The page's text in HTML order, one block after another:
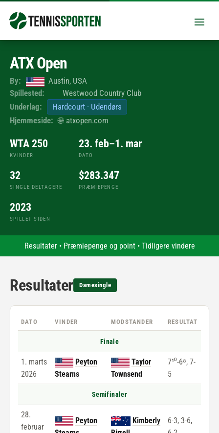
ATX Open
By:
Austin, USA
Spillested:
Westwood Country Club
Underlag:
Hardcourt · Udendørs
Hjemmeside: 🌐 atxopen.com
WTA 250
KVINDER
23. feb–1. mar
DATO
32
SINGLE DELTAGERE
$283.347
PRÆMIEPENGE
2023
SPILLET SIDEN
Resultater• Præmiepenge og point• Tidligere vindere
Resultater Damesingle
DATO VINDER MODSTANDER RESULTAT
Finale
1. marts
2026
Peyton
Stearns
Taylor
Townsend
7¹⁰-6⁸, 7-
5
Semifinaler
28.
februar
Peyton
Kimberly
6-3, 3-6,